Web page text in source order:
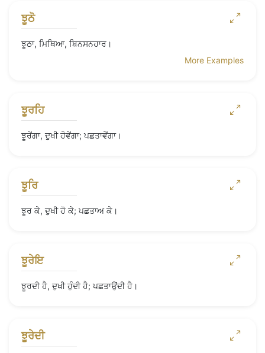
ਝੂਠੋ
ਝੂਠਾ, ਮਿਥਿਆ, ਬਿਨਸਨਹਾਰ।
More Examples
ਝੂਰਹਿ
ਝੂਰੇਂਗਾ, ਦੁਖੀ ਹੋਵੇਂਗਾ; ਪਛਤਾਵੇਂਗਾ।
ਝੂਰਿ
ਝੂਰ ਕੇ, ਦੁਖੀ ਹੋ ਕੇ; ਪਛਤਾਅ ਕੇ।
ਝੂਰੇਇ
ਝੂਰਦੀ ਹੈ, ਦੁਖੀ ਹੁੰਦੀ ਹੈ; ਪਛਤਾਉਂਦੀ ਹੈ।
ਝੂਰੇਦੀ